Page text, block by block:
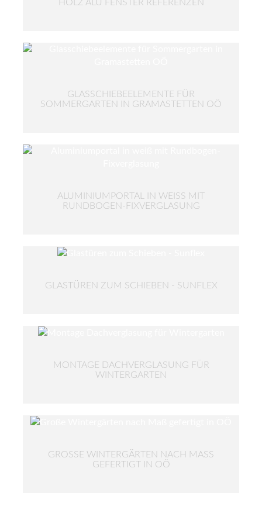
HOLZ ALU FENSTER REFERENZEN
GLASSCHIEBEELEMENTE FÜR
SOMMERGARTEN IN GRAMASTETTEN OÖ
ALUMINIUMPORTAL IN WEISS MIT R
UNDBOGEN-FIXVERGLASUNG
GLASTÜREN ZUM SCHIEBEN - SUNFLEX
MONTAGE DACHVERGLASUNG FÜR
WINTERGARTEN
GROSSE WINTERGÄRTEN NACH MASS GE
FERTIGT IN OÖ